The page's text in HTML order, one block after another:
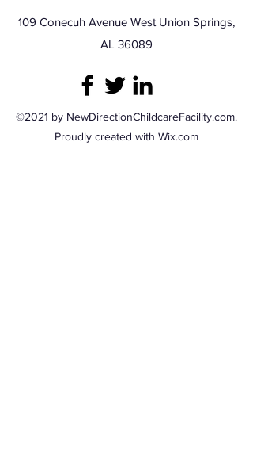
109 Conecuh Avenue West Union Springs,
AL 36089
©2021 by NewDirectionChildcareFacility.com.
Proudly created with Wix.com